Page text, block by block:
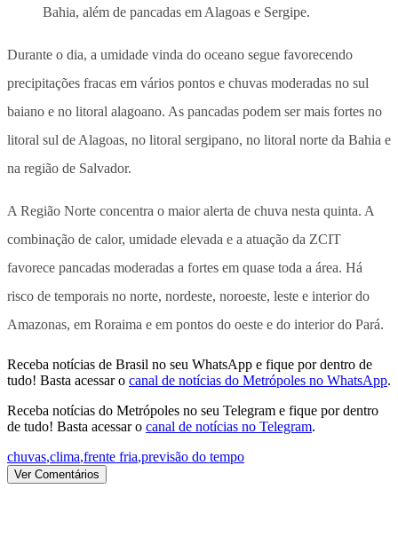
Bahia, além de pancadas em Alagoas e Sergipe.
Durante o dia, a umidade vinda do oceano segue favorecendo
precipitações fracas em vários pontos e chuvas moderadas no sul
baiano e no litoral alagoano. As pancadas podem ser mais fortes no
litoral sul de Alagoas, no litoral sergipano, no litoral norte da Bahia e
na região de Salvador.
A Região Norte concentra o maior alerta de chuva nesta quinta. A
combinação de calor, umidade elevada e a atuação da ZCIT
favorece pancadas moderadas a fortes em quase toda a área. Há
risco de temporais no norte, nordeste, noroeste, leste e interior do
Amazonas, em Roraima e em pontos do oeste e do interior do Pará.
Receba notícias de Brasil no seu WhatsApp e fique por dentro de
tudo! Basta acessar o canal de notícias do Metrópoles no WhatsApp.
Receba notícias do Metrópoles no seu Telegram e fique por dentro
de tudo! Basta acessar o canal de notícias no Telegram.
chuvas,clima,frente fria,previsão do tempo
Ver Comentários